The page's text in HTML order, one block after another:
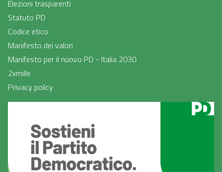
Elezioni trasparenti
Statuto PD
Codice etico
Manifesto dei valori
Manifesto per il nuovo PD - Italia 2030
2xmille
Privacy policy